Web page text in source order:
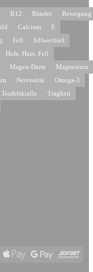
B12 Bänder
Bewegung
Calcium
E
Fell
fellwechsel
Hufe, Haut, Fell
Magen-Darm
Magnesium
Nervosität
Omega-3
Teufelskralle
Trägheit
Apple
Google
Sofort